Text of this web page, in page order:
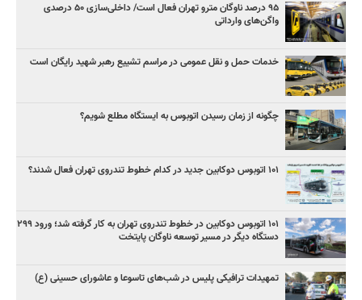
۹۵ درصد ناوگان مترو تهران فعال است/ داخلی‌سازی ۵۰ درصدی
واگن‌های وارداتی
خدمات حمل و نقل عمومی در مراسم تشییع رهبر شهید رایگان است
چگونه از زمان رسیدن اتوبوس به ایستگاه مطلع شویم؟
۱۰۱ اتوبوس دوکابین جدید در کدام خطوط تندروی تهران فعال شدند؟
۱۰۱ اتوبوس دوکابین در خطوط تندروی تهران به کار گرفته شد؛ ورود ۲۹۹
دستگاه دیگر در مسیر توسعه ناوگان پایتخت
تمهیدات ترافیکی پلیس در شب‌های تاسوعا و عاشورای حسینی (ع)